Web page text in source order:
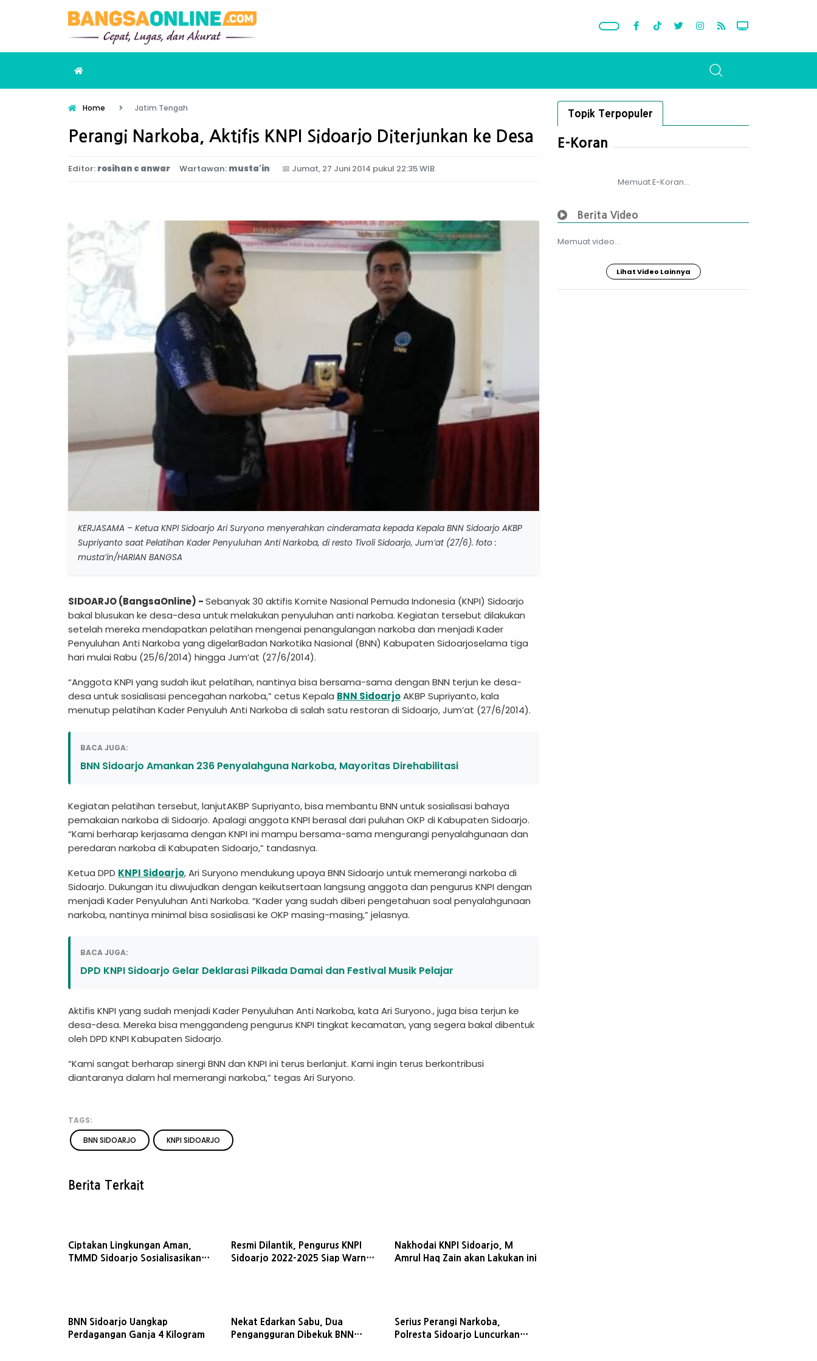
Home Jatim Tengah
Perangi Narkoba, Aktifis KNPI Sidoarjo Diterjunkan ke Desa
Editor: rosihan c anwar Wartawan: musta'in 📅 Jumat, 27 Juni 2014 pukul 22:35 WIB
KERJASAMA – Ketua KNPI Sidoarjo Ari Suryono menyerahkan cinderamata kepada Kepala BNN Sidoarjo AKBP
Supriyanto saat Pelatihan Kader Penyuluhan Anti Narkoba, di resto Tivoli Sidoarjo, Jum’at (27/6). foto :
musta’in/HARIAN BANGSA
SIDOARJO (BangsaOnline) -Sebanyak 30 aktifis Komite Nasional Pemuda Indonesia (KNPI) Sidoarjo
bakal blusukan ke desa-desa untuk melakukan penyuluhan anti narkoba. Kegiatan tersebut dilakukan
setelah mereka mendapatkan pelatihan mengenai penangulangan narkoba dan menjadi Kader
Penyuluhan Anti Narkoba yang digelarBadan Narkotika Nasional (BNN) Kabupaten Sidoarjoselama tiga
hari mulai Rabu (25/6/2014) hingga Jum’at (27/6/2014).
“Anggota KNPI yang sudah ikut pelatihan, nantinya bisa bersama-sama dengan BNN terjun ke desa-
desa untuk sosialisasi pencegahan narkoba,” cetus Kepala BNN SidoarjoAKBP Supriyanto, kala
menutup pelatihan Kader Penyuluh Anti Narkoba di salah satu restoran di Sidoarjo, Jum’at (27/6/2014).
BACA JUGA:
BNN Sidoarjo Amankan 236 Penyalahguna Narkoba, Mayoritas Direhabilitasi
Kegiatan pelatihan tersebut, lanjutAKBP Supriyanto, bisa membantu BNN untuk sosialisasi bahaya
pemakaian narkoba di Sidoarjo. Apalagi anggota KNPI berasal dari puluhan OKP di Kabupaten Sidoarjo.
“Kami berharap kerjasama dengan KNPI ini mampu bersama-sama mengurangi penyalahgunaan dan
peredaran narkoba di Kabupaten Sidoarjo,” tandasnya.
Ketua DPD KNPI Sidoarjo, Ari Suryono mendukung upaya BNN Sidoarjo untuk memerangi narkoba di
Sidoarjo. Dukungan itu diwujudkan dengan keikutsertaan langsung anggota dan pengurus KNPI dengan
menjadi Kader Penyuluhan Anti Narkoba. “Kader yang sudah diberi pengetahuan soal penyalahgunaan
narkoba, nantinya minimal bisa sosialisasi ke OKP masing-masing,” jelasnya.
BACA JUGA:
DPD KNPI Sidoarjo Gelar Deklarasi Pilkada Damai dan Festival Musik Pelajar
Aktifis KNPI yang sudah menjadi Kader Penyuluhan Anti Narkoba, kata Ari Suryono., juga bisa terjun ke
desa-desa. Mereka bisa menggandeng pengurus KNPI tingkat kecamatan, yang segera bakal dibentuk
oleh DPD KNPI Kabupaten Sidoarjo.
“Kami sangat berharap sinergi BNN dan KNPI ini terus berlanjut. Kami ingin terus berkontribusi
diantaranya dalam hal memerangi narkoba,” tegas Ari Suryono.
TAGS:
BNN SIDOARJO
KNPI SIDOARJO
Berita Terkait
Ciptakan Lingkungan Aman,
TMMD Sidoarjo Sosialisasikan
Resmi Dilantik, Pengurus KNPI
Sidoarjo 2022-2025 Siap Warnai
Nakhodai KNPI Sidoarjo, M
Amrul Haq Zain akan Lakukan ini
BNN Sidoarjo Uangkap
Perdagangan Ganja 4 Kilogram
Nekat Edarkan Sabu, Dua
Pengangguran Dibekuk BNN
Serius Perangi Narkoba,
Polresta Sidoarjo Luncurkan
Topik Terpopuler
E-Koran
Memuat E-Koran...
Berita Video
Memuat video...
Lihat Video Lainnya